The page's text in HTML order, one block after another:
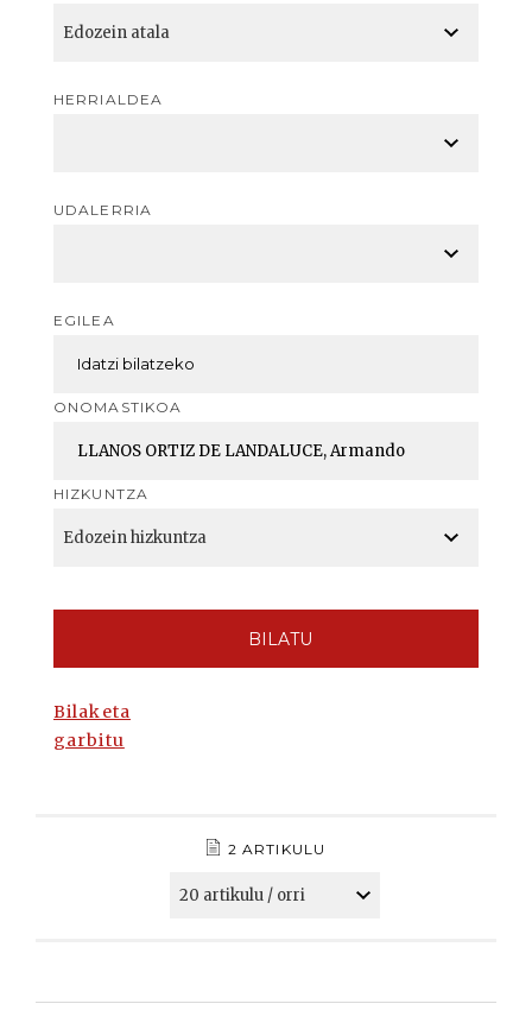
HERRIALDEA
UDALERRIA
EGILEA
ONOMASTIKOA
HIZKUNTZA
BILATU
Bilaketa
garbitu
2 ARTIKULU